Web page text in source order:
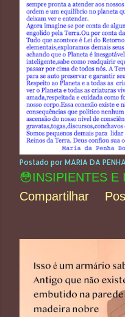
Postado por MARIA DA
😳INSIPIENTES
Compartilhar